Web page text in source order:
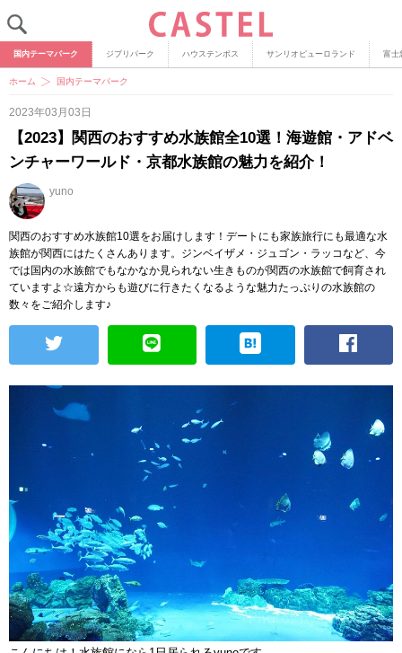
国内テーマパーク ジブリパーク ハウステンボス サンリオピューロランド 富士
ホーム 国内テーマパーク
2023年03月03日
【2023】関西のおすすめ水族館全10選！海遊館・アドベ
ンチャーワールド・京都水族館の魅力を紹介！
yuno
関西のおすすめ水族館10選をお届けします！デートにも家族旅行にも最適な水
族館が関西にはたくさんあります。ジンベイザメ・ジュゴン・ラッコなど、今
では国内の水族館でもなかなか見られない生きものが関西の水族館で飼育され
ていますよ☆遠方からも遊びに行きたくなるような魅力たっぷりの水族館の
数々をご紹介します♪